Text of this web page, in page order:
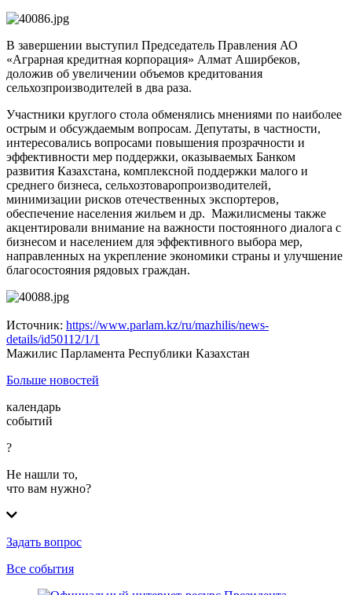
В завершении выступил Председатель Правления АО
«Аграрная кредитная корпорация» Алмат Аширбеков,
доложив об увеличении объемов кредитования
сельхозпроизводителей в два раза.
Участники круглого стола обменялись мнениями по наиболее
острым и обсуждаемым вопросам. Депутаты, в частности,
интересовались вопросами повышения прозрачности и
эффективности мер поддержки, оказываемых Банком
развития Казахстана, комплексной поддержки малого и
среднего бизнеса, сельхозтоваропроизводителей,
минимизации рисков отечественных экспортеров,
обеспечение населения жильем и др. Мажилисмены также
акцентировали внимание на важности постоянного диалога с
бизнесом и населением для эффективного выбора мер,
направленных на укрепление экономики страны и улучшение
благосостояния рядовых граждан.
Источник: https://www.parlam.kz/ru/mazhilis/news-
details/id50112/1/1
Мажилис Парламента Республики Казахстан
Больше новостей
календарь
событий
?
Не нашли то,
что вам нужно?
Задать вопрос
Все события